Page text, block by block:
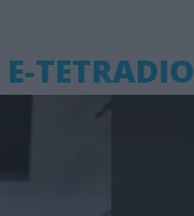
E-TETRADIO